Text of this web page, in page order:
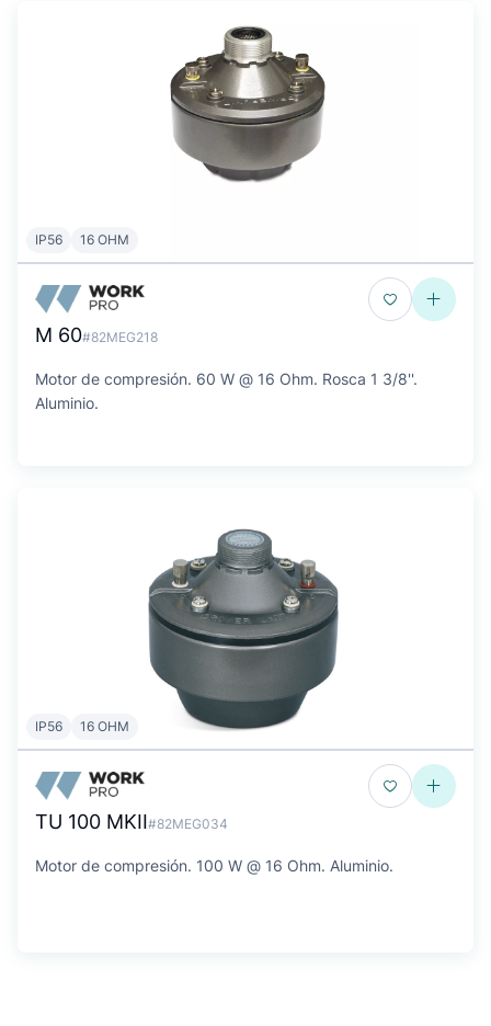
IP56 16 OHM
M 60#82MEG218
Motor de compresión. 60 W @ 16 Ohm. Rosca 1 3/8''.
Aluminio.
IP56 16 OHM
TU 100 MKII#82MEG034
Motor de compresión. 100 W @ 16 Ohm. Aluminio.